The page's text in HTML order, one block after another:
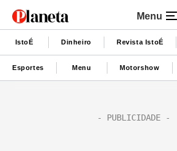
Menu
IstoÉ Dinheiro Revista IstoÉ
Esportes Menu Motorshow